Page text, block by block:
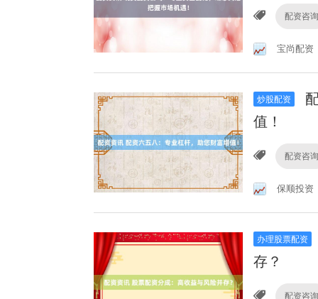
配资咨询
宝尚配资
炒股配资
值！
配资咨询
保顺投资
办理股票配资
存？
配资咨询